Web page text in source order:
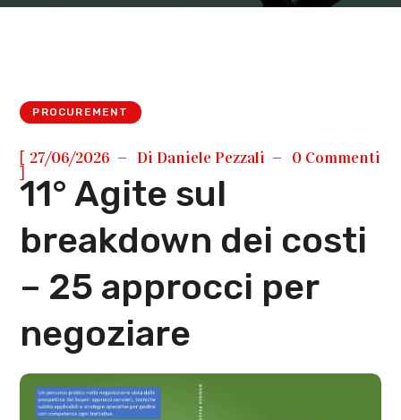
PROCUREMENT
[ 27/06/2026 DiDaniele Pezzali 0 Commenti
]
11° Agite sul
breakdown dei costi
– 25 approcci per
negoziare